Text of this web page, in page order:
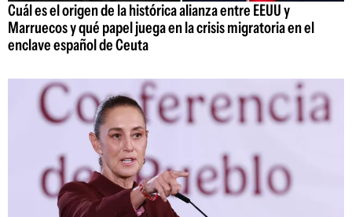
Cuál es el origen de la histórica alianza entre EEUU y
Marruecos y qué papel juega en la crisis migratoria en el
enclave español de Ceuta